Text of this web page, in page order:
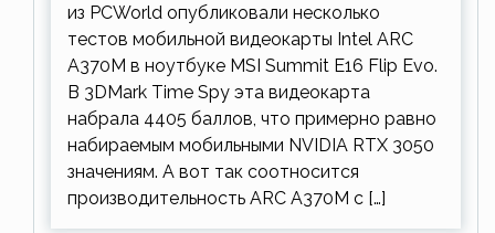
из PCWorld опубликовали несколько
тестов мобильной видеокарты Intel ARC
A370M в ноутбуке MSI Summit E16 Flip Evo.
В 3DMark Time Spy эта видеокарта
набрала 4405 баллов, что примерно равно
набираемым мобильными NVIDIA RTX 3050
значениям. А вот так соотносится
производительность ARC A370M с […]